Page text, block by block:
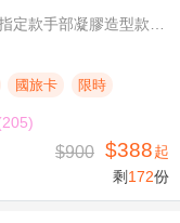
國旅卡 限時
$900 $388起
剩 172份